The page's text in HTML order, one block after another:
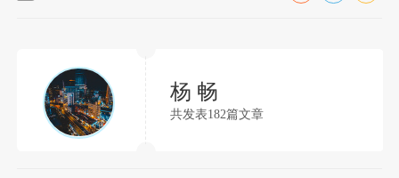
杨 畅
共发表182篇文章